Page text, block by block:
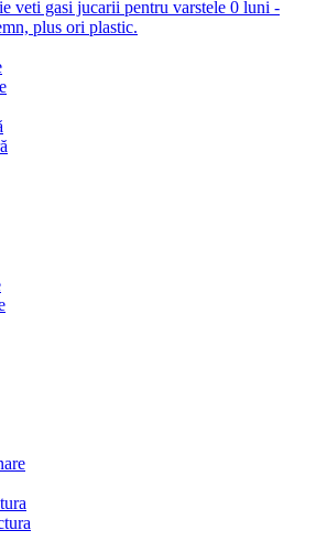
veti gasi jucarii pentru varstele 0 luni -
plus ori plastic.